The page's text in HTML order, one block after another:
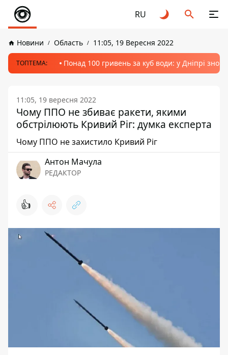
RU
Новини Область 11:05, 19 Вересня 2022
ТОПТЕМА: Понад 100 гривень за куб води: у Дніпрі
11:05, 19 вересня 2022
Чому ППО не збиває ракети, якими
обстрілюють Кривий Ріг: думка експерта
Чому ППО не захистило Кривий Ріг
Антон Мачула
РЕДАКТОР
👍